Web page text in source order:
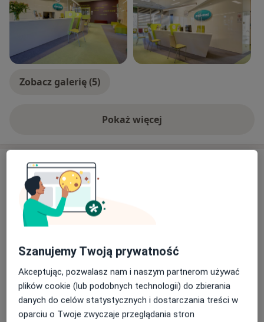
Zobacz galerię (5)
Pokaż więcejo doświadczeniu
Usługi i ceny
USG piersi
230 zł - 269 zł Szczegóły
200 zł - 279 zł Szczegóły
USG ścięgna Achillesa
150 zł - 266 zł Szczegóły Umów wizytę
Szanujemy Twoją prywatność
Akceptując, pozwalasz nam i naszym partnerom używać
plików cookie (lub podobnych technologii) do zbierania
danych do celów statystycznych i dostarczania treści w
oparciu o Twoje zwyczaje przeglądania stron